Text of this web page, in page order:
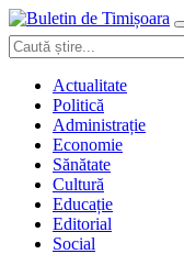
Actualitate
Politică
Administrație
Economie
Sănătate
Cultură
Educație
Editorial
Social